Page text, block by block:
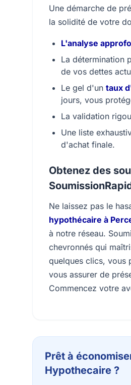
Une démarche de
la solidité de votre
L'analyse
La détermination
de vos dettes
Le gel d'un taux
jours, vous
La validation
Une liste
d'achat finale.
Obtenez des
Ne laissez pas le
hypothécaire à
à notre réseau.
chevronnés qui
quelques clics, vous
vous assurer de
Commencez votre
Prêt à
Hypothecaire ?